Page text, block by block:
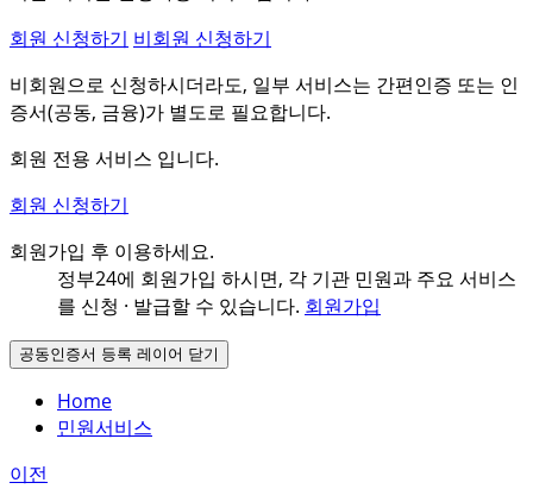
회원 신청하기 비회원 신청하기
비회원으로 신청하시더라도, 일부 서비스는 간편인증 또는 인
증서(공동, 금융)가 별도로 필요합니다.
회원 전용 서비스 입니다.
회원 신청하기
회원가입 후 이용하세요.
정부24에 회원가입 하시면, 각 기관 민원과 주요 서비스
를 신청 · 발급할 수 있습니다. 회원가입
공동인증서 등록 레이어 닫기
Home
민원서비스
이전